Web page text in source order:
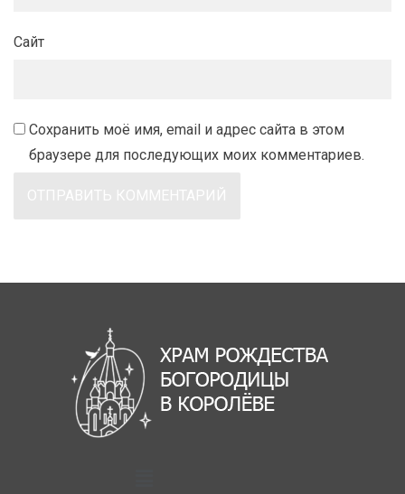
Сайт
Сохранить моё имя, email и адрес сайта в этом
браузере для последующих моих комментариев.